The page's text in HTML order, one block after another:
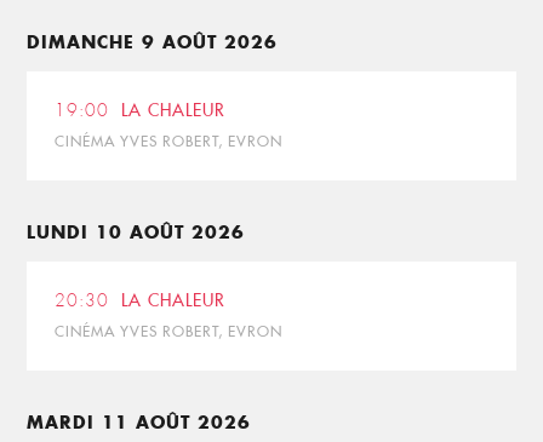
DIMANCHE 9 AOÛT 2026
19:00 LA CHALEUR
CINÉMA YVES ROBERT, EVRON
LUNDI 10 AOÛT 2026
20:30 LA CHALEUR
CINÉMA YVES ROBERT, EVRON
MARDI 11 AOÛT 2026